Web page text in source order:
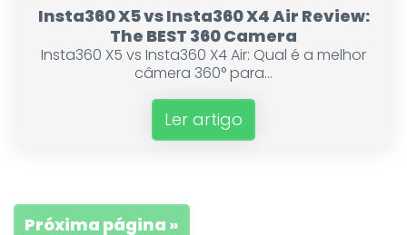
Insta360 X5 vs Insta360 X4 Air Review:
The BEST 360 Camera
Insta360 X5 vs Insta360 X4 Air: Qual é a melhor
câmera 360° para...
Ler artigo
Próxima página »